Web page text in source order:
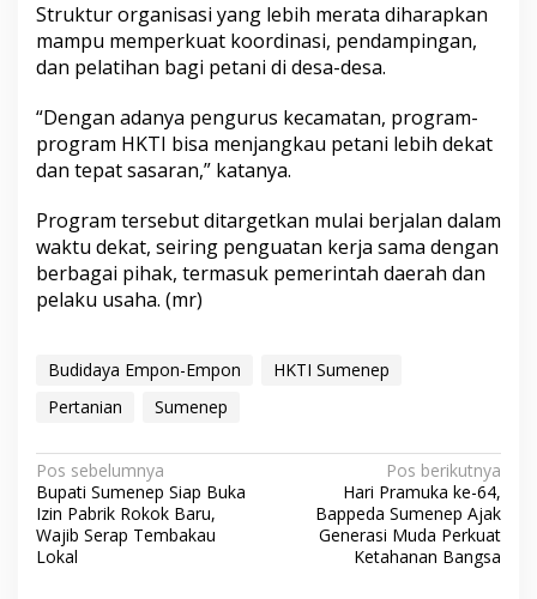
i
s
a
s
P
r
o
d
k
Struktur organisasi yang lebih merata diharapkan
mampu memperkuat koordinasi, pendampingan,
dan pelatihan bagi petani di desa-desa.
“Dengan adanya pengurus kecamatan, program-
program HKTI bisa menjangkau petani lebih dekat
dan tepat sasaran,” katanya.
Program tersebut ditargetkan mulai berjalan dalam
waktu dekat, seiring penguatan kerja sama dengan
berbagai pihak, termasuk pemerintah daerah dan
pelaku usaha. (mr)
Budidaya Empon-Empon
HKTI Sumenep
Pertanian
Sumenep
N
a
v
i
Pos sebelumnya
Bupati Sumenep Siap Buka
Izin Pabrik Rokok Baru,
Wajib Serap Tembakau
Lokal
Pos berikutnya
Hari Pramuka ke-64,
Bappeda Sumenep Ajak
Generasi Muda Perkuat
Ketahanan Bangsa